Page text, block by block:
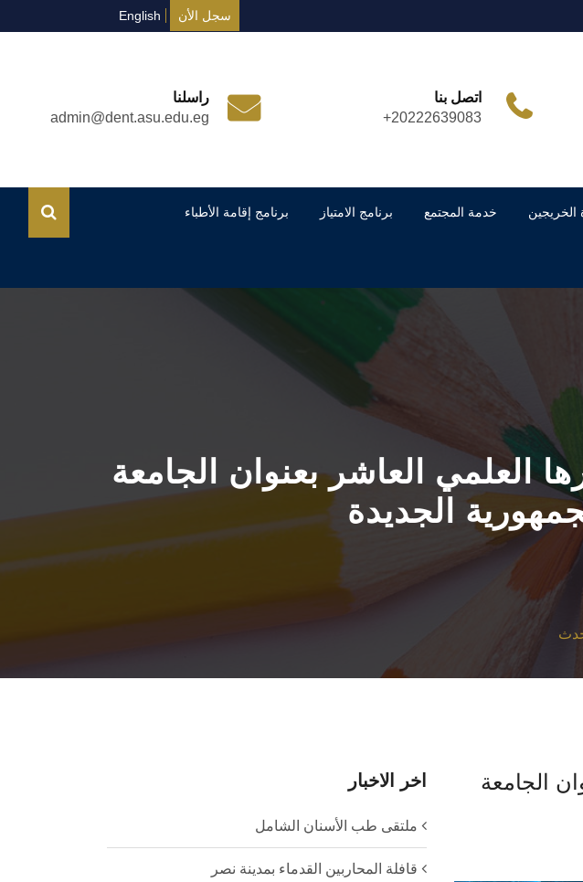
سجل الأن English
اتصل بنا
+20222639083
راسلنا
admin@dent.asu.edu.eg
الخريجين خدمة المجتمع برنامج الامتياز برنامج إقامة الأطباء
العاشر بعنوان الجامعة
الجديدة
الجامعة
اخر الاخبار
ملتقى طب الأسنان الشامل
قافلة المحاربين القدماء بمدينة نصر